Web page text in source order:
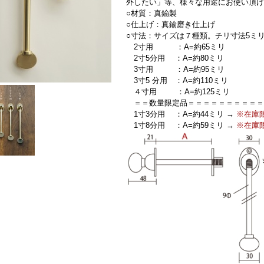
外したい」等、様々な用途にお使い頂け
○材質：真鍮製
○仕上げ：真鍮磨き仕上げ
○寸法：サイズは７種類。 チリ寸法5ミ
2寸用 ：A=約65ミリ
2寸5分用 ：A=約80ミリ
3寸用 ：A=約95ミリ
3寸5 分用 ：A=約110ミリ
４寸用 ：A=約125ミリ
＝＝数量限定品＝＝＝＝＝＝＝＝＝＝
1寸3分用 ：A=約44ミリ → ※在庫
1寸8分用 ：A=約59ミリ → ※在庫